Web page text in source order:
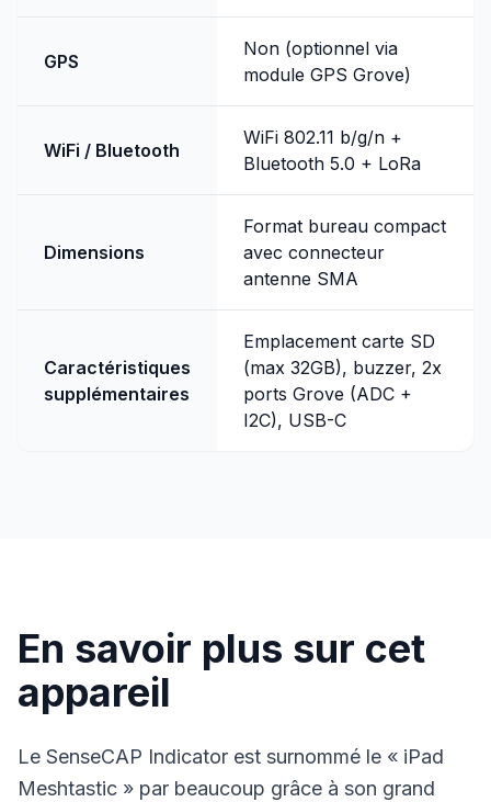
GPS
Non (optionnel via
module GPS Grove)
WiFi / Bluetooth
WiFi 802.11 b/g/n +
Bluetooth 5.0 + LoRa
Dimensions
Format bureau compact
avec connecteur
antenne SMA
Caractéristiques
supplémentaires
Emplacement carte SD
(max 32GB), buzzer, 2x
ports Grove (ADC +
I2C), USB-C
En savoir plus sur cet
appareil
Le SenseCAP Indicator est surnommé le « iPad
Meshtastic » par beaucoup grâce à son grand